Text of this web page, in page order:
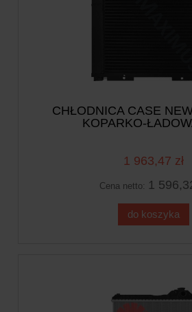
CHŁODNICA CASE
KOPARKO-
1 963,47 zł
Cena netto: 1
do koszyka